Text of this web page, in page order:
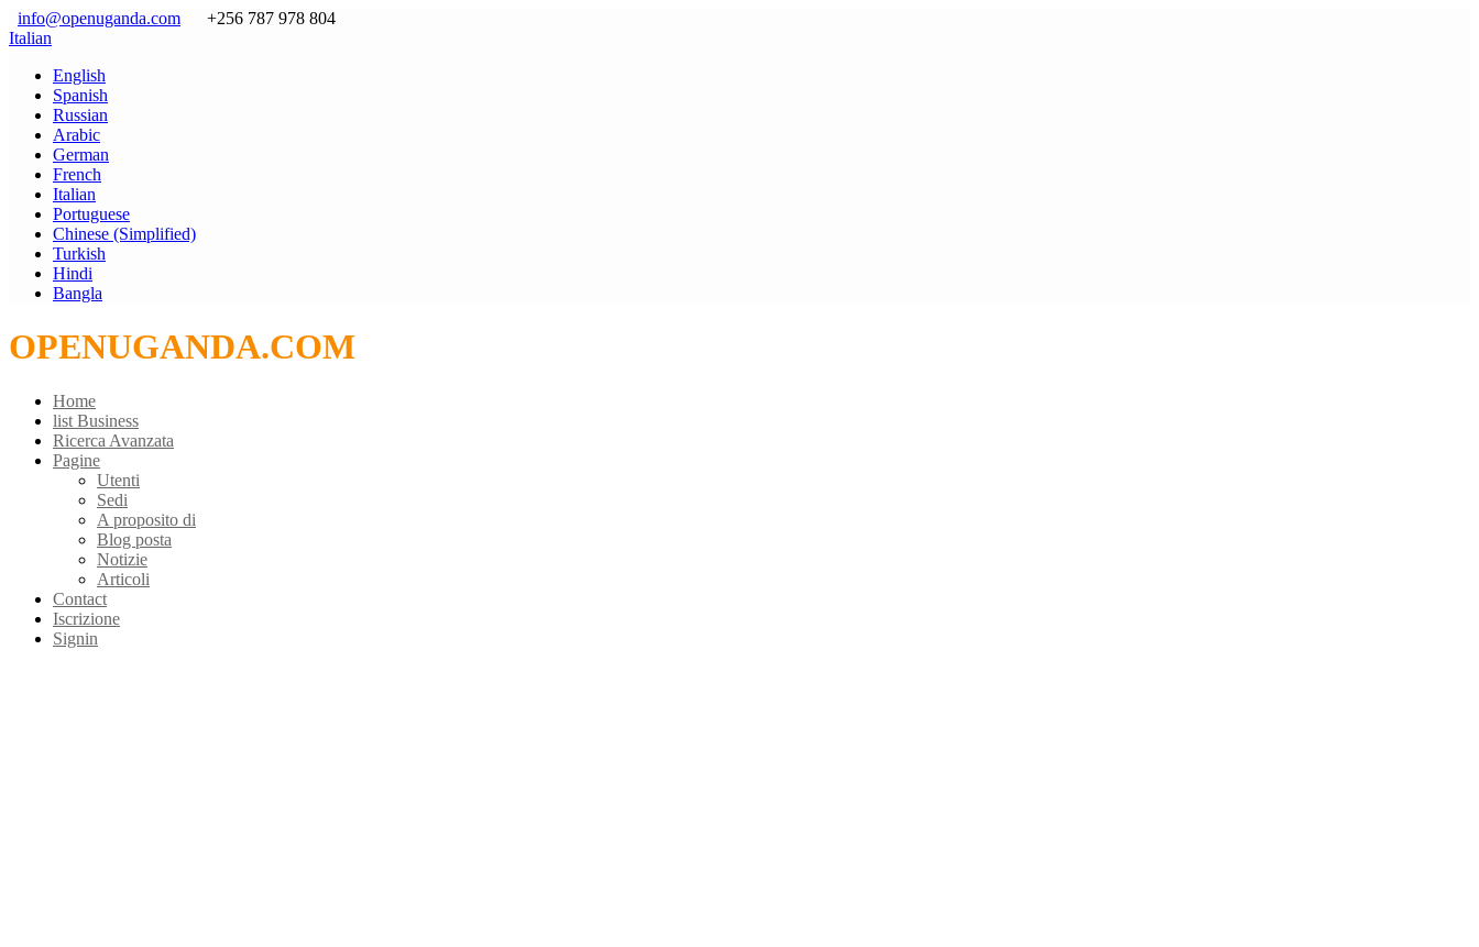
info@openuganda.com
+256 787 978 804
Italian
English
Spanish
Russian
Arabic
German
French
Italian
Portuguese
Chinese (Simplified)
Turkish
Hindi
Bangla
OPENUGANDA.COM
Home
list Business
Ricerca Avanzata
Pagine
Utenti
Sedi
A proposito di
Blog posta
Notizie
Articoli
Contact
Iscrizione
Signin